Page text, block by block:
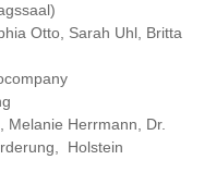
Otto, Sarah Uhl, Britta
Melanie Herrmann, Dr.
Holstein